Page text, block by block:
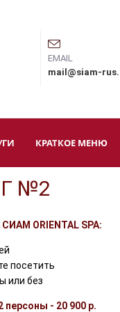
EMAIL
mail@siam-
КРАТКОЕ МЕНЮ
№2
ORIENTAL SPA:
посетить
или без
персоны - 20 900 р.